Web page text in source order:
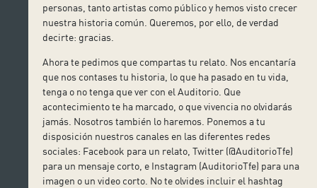
personas,tanto artistas como público y hemos visto crecer
nuestra historia común. Queremos, por ello, de verdad
decirte: gracias.
Ahora te pedimos que compartas tu relato. Nos encantaría
que nos contases tu historia, lo que ha pasado en tu vida,
tenga o no tenga que ver con el Auditorio. Que
acontecimiento te ha marcado, o que vivencia no olvidarás
jamás. Nosotros también lo haremos. Ponemos a tu
disposición nuestros canales en las diferentes redes
sociales: Facebook para un relato, Twitter (@AuditorioTfe)
para un mensaje corto, e Instagram (AuditorioTfe) para una
imagen o un video corto. No te olvides incluir el hashtag